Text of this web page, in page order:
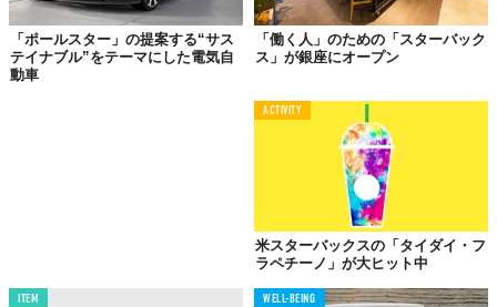
ンソン陣営の“最後の仕事”に期待したい。
Reference:
PAUL MCCARTNEY TELLS STARBUCKS TO STOP THE VEGAN MILK
Top image: ©
Bryan Bedder/Getty Images for SiriusXM
TABI LABO
この世界は、もっと広いはずだ。
「ポールスター」の提案する“サス
テイナブル”をテーマにした電気自
動車
「働く人」のための「スターバック
ス」が銀座にオープン
ACTIVITY
米スターバックスの「タイダイ・フ
ラペチーノ」が大ヒット中
ITEM WELL-BEING